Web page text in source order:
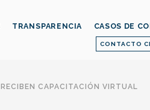
CONTACTO
TRANSPARENCIA CASOS DE
CAPACITACIÓN VIRTUAL